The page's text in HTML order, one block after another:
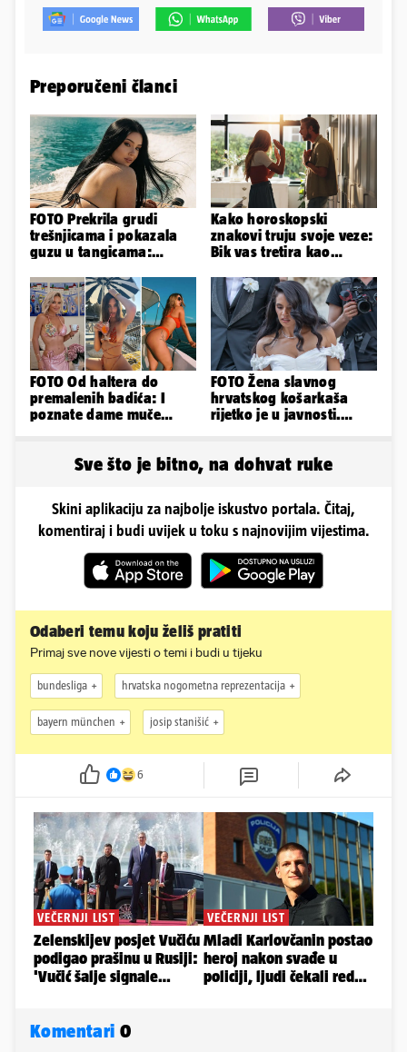
Preporučeni članci
FOTO Prekrila grudi
trešnjicama i pokazala
guzu u tangicama:
Slavonka
Kako horoskopski
znakovi truju svoje veze:
Bik vas tretira kao
ugovor
FOTO Od haltera do
premalenih badića: I
poznate dame muče
FOTO Žena slavnog
hrvatskog košarkaša
rijetko je u javnosti.
Sve što je bitno, na dohvat ruke
Skini aplikaciju za najbolje iskustvo portala. Čitaj,
komentiraj i budi uvijek u toku s najnovijim vijestima.
Odaberi temu koju želiš pratiti
Primaj sve nove vijesti o temi i budi u tijeku
bundesliga hrvatska nogometna reprezentacija
bayern münchen josip stanišić
6
Komentari 0